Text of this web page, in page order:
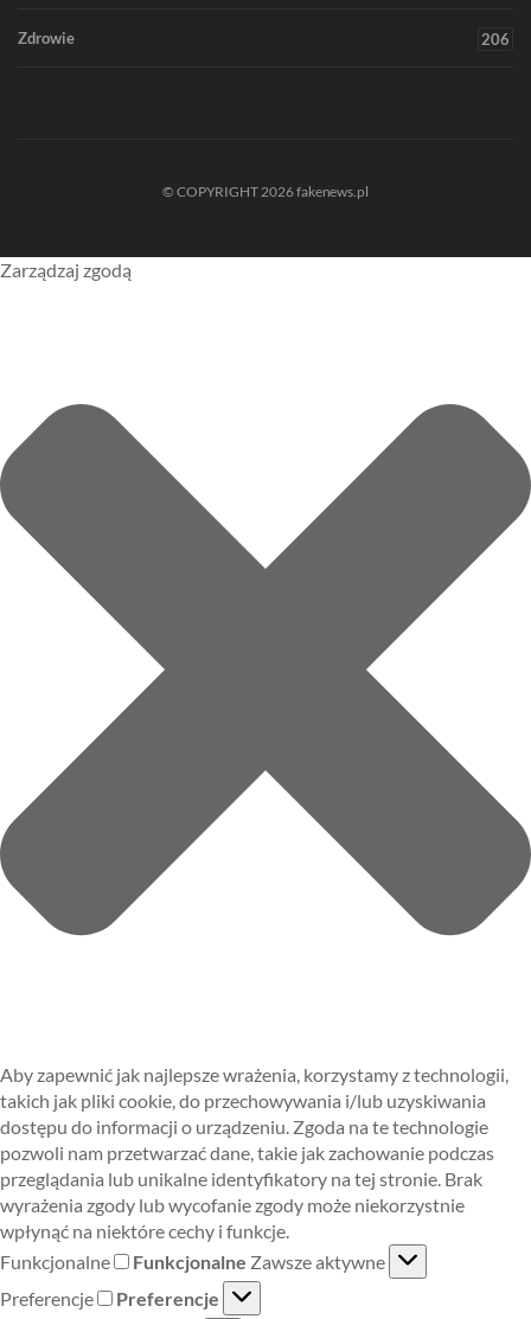
Zdrowie 206
© COPYRIGHT 2026 fakenews.pl
Zarządzaj zgodą
Aby zapewnić jak najlepsze wrażenia, korzystamy z technologii,
takich jak pliki cookie, do przechowywania i/lub uzyskiwania
dostępu do informacji o urządzeniu. Zgoda na te technologie
pozwoli nam przetwarzać dane, takie jak zachowanie podczas
przeglądania lub unikalne identyfikatory na tej stronie. Brak
wyrażenia zgody lub wycofanie zgody może niekorzystnie
wpłynąć na niektóre cechy i funkcje.
Funkcjonalne
Funkcjonalne Zawsze aktywne
Preferencje
Preferencje